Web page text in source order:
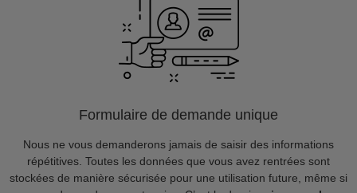
Formulaire de demande unique
Nous ne vous demanderons jamais de saisir des informations
répétitives. Toutes les données que vous avez rentrées sont
stockées de manière sécurisée pour une utilisation future, même si